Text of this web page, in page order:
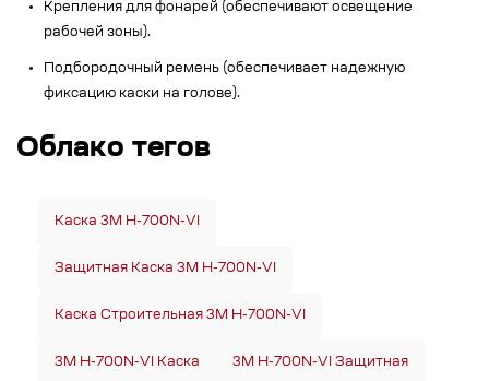
Крепления для фонарей (обеспечивают освещение
рабочей зоны).
Подбородочный ремень (обеспечивает надежную
фиксацию каски на голове).
Облако тегов
Каска 3M H-700N-VI
Защитная Каска 3M H-700N-VI
Каска Строительная 3M H-700N-VI
3M H-700N-VI Каска 3M H-700N-VI Защитная